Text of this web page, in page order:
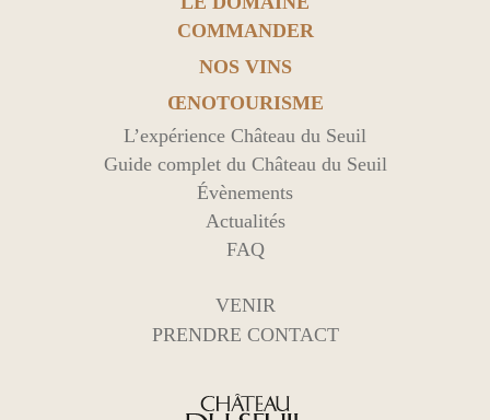
COMMANDER
NOS VINS
ŒNOTOURISME
L’expérience Château du Seuil
Guide complet du Château du Seuil
Évènements
Actualités
FAQ
VENIR
PRENDRE CONTACT